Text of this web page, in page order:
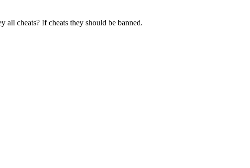
cheats? If cheats they should be banned.